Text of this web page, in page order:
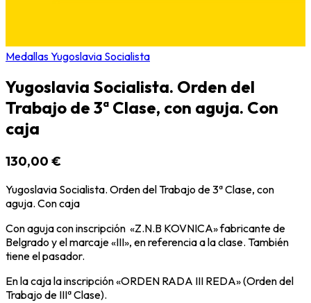
Medallas Yugoslavia Socialista
Yugoslavia Socialista. Orden del
Trabajo de 3ª Clase, con aguja. Con
caja
130,00 €
Yugoslavia Socialista. Orden del Trabajo de 3ª Clase, con
aguja. Con caja
Con aguja con inscripción «Z.N.B KOVNICA» fabricante de
Belgrado y el marcaje «III», en referencia a la clase. También
tiene el pasador.
En la caja la inscripción «ORDEN RADA III REDA» (Orden del
Trabajo de IIIª Clase).